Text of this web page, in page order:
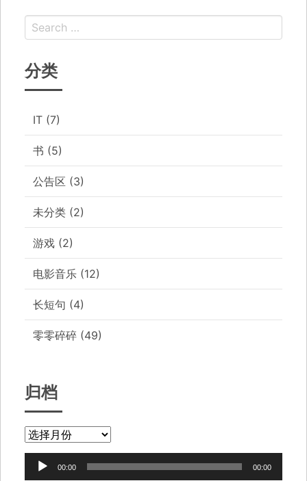
分类
IT (7)
书 (5)
公告区 (3)
未分类 (2)
游戏 (2)
电影音乐 (12)
长短句 (4)
零零碎碎 (49)
归档
00:00 00:00